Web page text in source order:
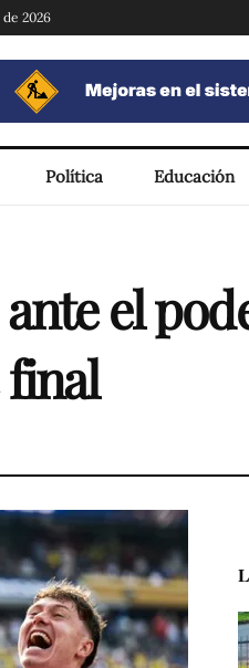
2026
Política Educación
el